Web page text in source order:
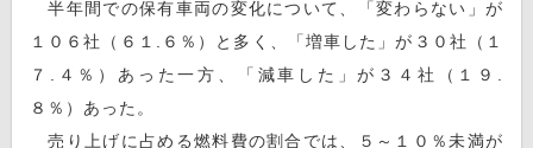
半年間での保有車両の変化について、「変わらない」が
１０６社（６１.６％）と多く、「増車した」が３０社（１
７.４％）あった一方、「減車した」が３４社（１９.
８％）あった。
売り上げに占める燃料費の割合では、５～１０％未満が